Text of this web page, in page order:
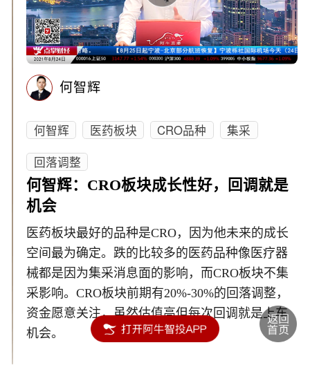
何智辉
何智辉 医药板块 CRO品种
集采
回落调整
何智辉：CRO板块成长性好，回调就是
机会
医药板块最好的品种是CRO，因为他未来的成长
空间最为确定。跌的比较多的医药品种像医疗器
械都是因为集采消息面的影响，而CRO板块不集
采影响。CRO板块前期有20%-30%的回落调整，
资金愿意关注，虽然估值高但每次回调就是上车
机会。